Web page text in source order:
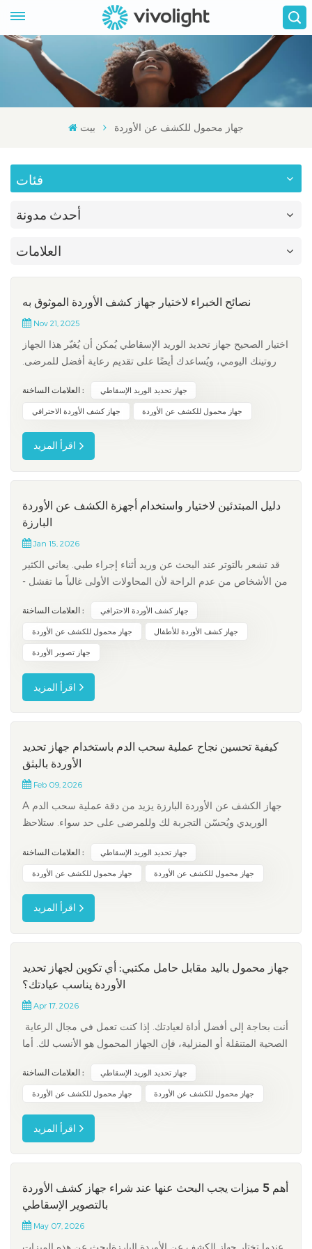
بيت جهاز محمول للكشف عن الأوردة
فئات
أحدث مدونة
العلامات
نصائح الخبراء لاختيار جهاز كشف الأوردة الموثوق به
Nov 21, 2025
اختيار الصحيح جهاز تحديد الوريد الإسقاطي يُمكن أن يُغيّر هذا الجهاز
روتينك اليومي، ويُساعدك أيضًا على تقديم رعاية أفضل للمرضى.
الجلد في الوقت الفعلي، مما يُساعدك على تحديد الأوعية الدموية
بسرعة ودقة أكبر. يُعدّ هذا الجهاز مفيدًا جدًا في حا...
العلامات الساخنة : جهاز تحديد الوريد الإسقاطي
جهاز كشف الأوردة الاحترافي جهاز محمول للكشف عن الأوردة
اقرأ المزيد
دليل المبتدئين لاختيار واستخدام أجهزة الكشف عن الأوردة
البارزة
Jan 15, 2026
قد تشعر بالتوتر عند البحث عن وريد أثناء إجراء طبي. يعاني الكثير
من الأشخاص من عدم الراحة لأن المحاولات الأولى غالباً ما تفشل -
عن الأوردة البارزة يساعدك هذا الجهاز على تحديد الأوردة بسرعة،
العلامات الساخنة : جهاز كشف الأوردة الاحترافي
جهاز محمول للكشف عن الأوردة جهاز كشف الأوردة للأطفال
جهاز تصوير الأوردة
اقرأ المزيد
كيفية تحسين نجاح عملية سحب الدم باستخدام جهاز تحديد
الأوردة بالبثق
Feb 09, 2026
A جهاز الكشف عن الأوردة البارزة يزيد من دقة عملية سحب الدم
الوريدي ويُحسّن التجربة لك وللمرضى على حد سواء. ستلاحظ
المضاعفات، وتخفيفاً للألم.ترتفع معدلات النجاح من المحاولة الأولى
إلى 87.1% باستخدام هذه التقنية، مقارنة بـ 46.8% باستخدام
العلامات الساخنة : جهاز تحديد الوريد الإسقاطي
جهاز محمول للكشف عن الأوردة جهاز محمول للكشف عن الأوردة
اقرأ المزيد
جهاز محمول باليد مقابل حامل مكتبي: أي تكوين لجهاز تحديد
الأوردة يناسب عيادتك؟
Apr 17, 2026
الصحية المتنقلة أو المنزلية، فإن الجهاز المحمول هو الأنسب لك. أما
حامل مكتبي لضمان الثبات. وتعتمد الأداة الأنسب على كيفية تنقل
مرضاك وطريقة عملك. > اختر جهاز كشف الأوردة ب...
العلامات الساخنة : جهاز تحديد الوريد الإسقاطي
جهاز محمول للكشف عن الأوردة جهاز محمول للكشف عن الأوردة
اقرأ المزيد
أهم 5 ميزات يجب البحث عنها عند شراء جهاز كشف الأوردة
بالتصوير الإسقاطي
May 07, 2026
عندما تختار جهاز الكشف عن الأوردة البارزةابحث عن هذه الميزات